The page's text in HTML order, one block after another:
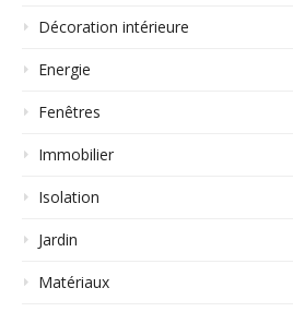
Décoration intérieure
Energie
Fenêtres
Immobilier
Isolation
Jardin
Matériaux